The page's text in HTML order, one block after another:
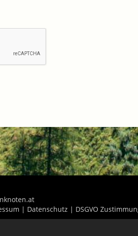
| Datenschutz | DSGVO